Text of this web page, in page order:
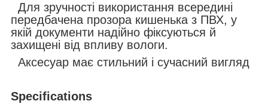
Для зручності використання всередині
передбачена прозора кишенька з ПВХ, у
якій документи надійно фіксуються й
захищені від впливу вологи.
Аксесуар має стильний і сучасний вигляд
Specifications